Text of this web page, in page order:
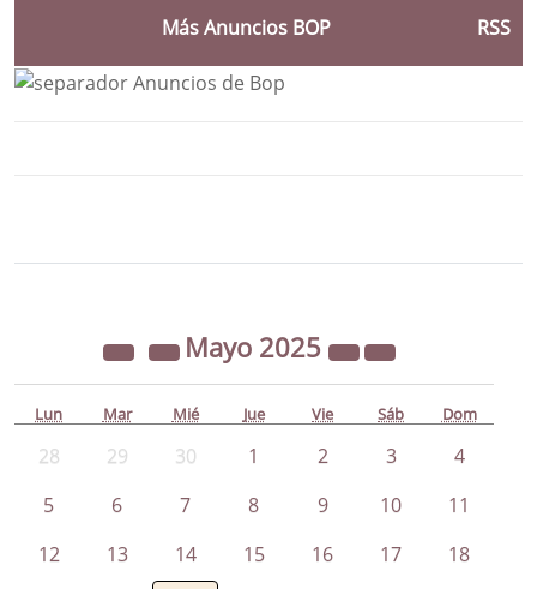
Más Anuncios BOP RSS
Mayo 2025
Lun Mar Mié Jue Vie Sáb Dom
28 29 30 1 2 3
4
5
6 7 8 9 10
11
12
13 14 15 16 17 18